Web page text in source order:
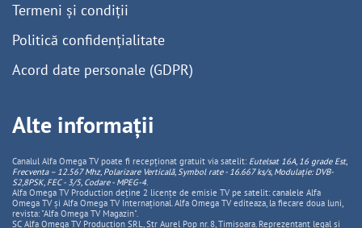
Termeni și condiții
Politică confidențialitate
Acord date personale (GDPR)
Alte informații
Canalul Alfa Omega TV poate fi recepționat gratuit via satelit: Eutelsat 16A, 16 grade Est,
Frecventa – 12.567 Mhz, PolarizareVerticală, Symbol rate - 16.667 ks/s, Modulație: DVB-
S2,8PSK, FEC - 3/5, Codare - MPEG-4.
Alfa Omega TV Production deține 2 licențe de emisie TV pe satelit: canalele Alfa
Omega TV și Alfa Omega TV Internațional. Alfa Omega TV editeaza, la fiecare doua luni,
revista: "Alfa Omega TV Magazin".
SC Alfa Omega TV Production SRL, Str Aurel Pop nr. 8, Timisoara. Reprezentant legal și